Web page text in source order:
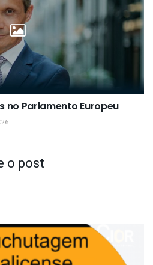
no Parlamento Europeu
o post